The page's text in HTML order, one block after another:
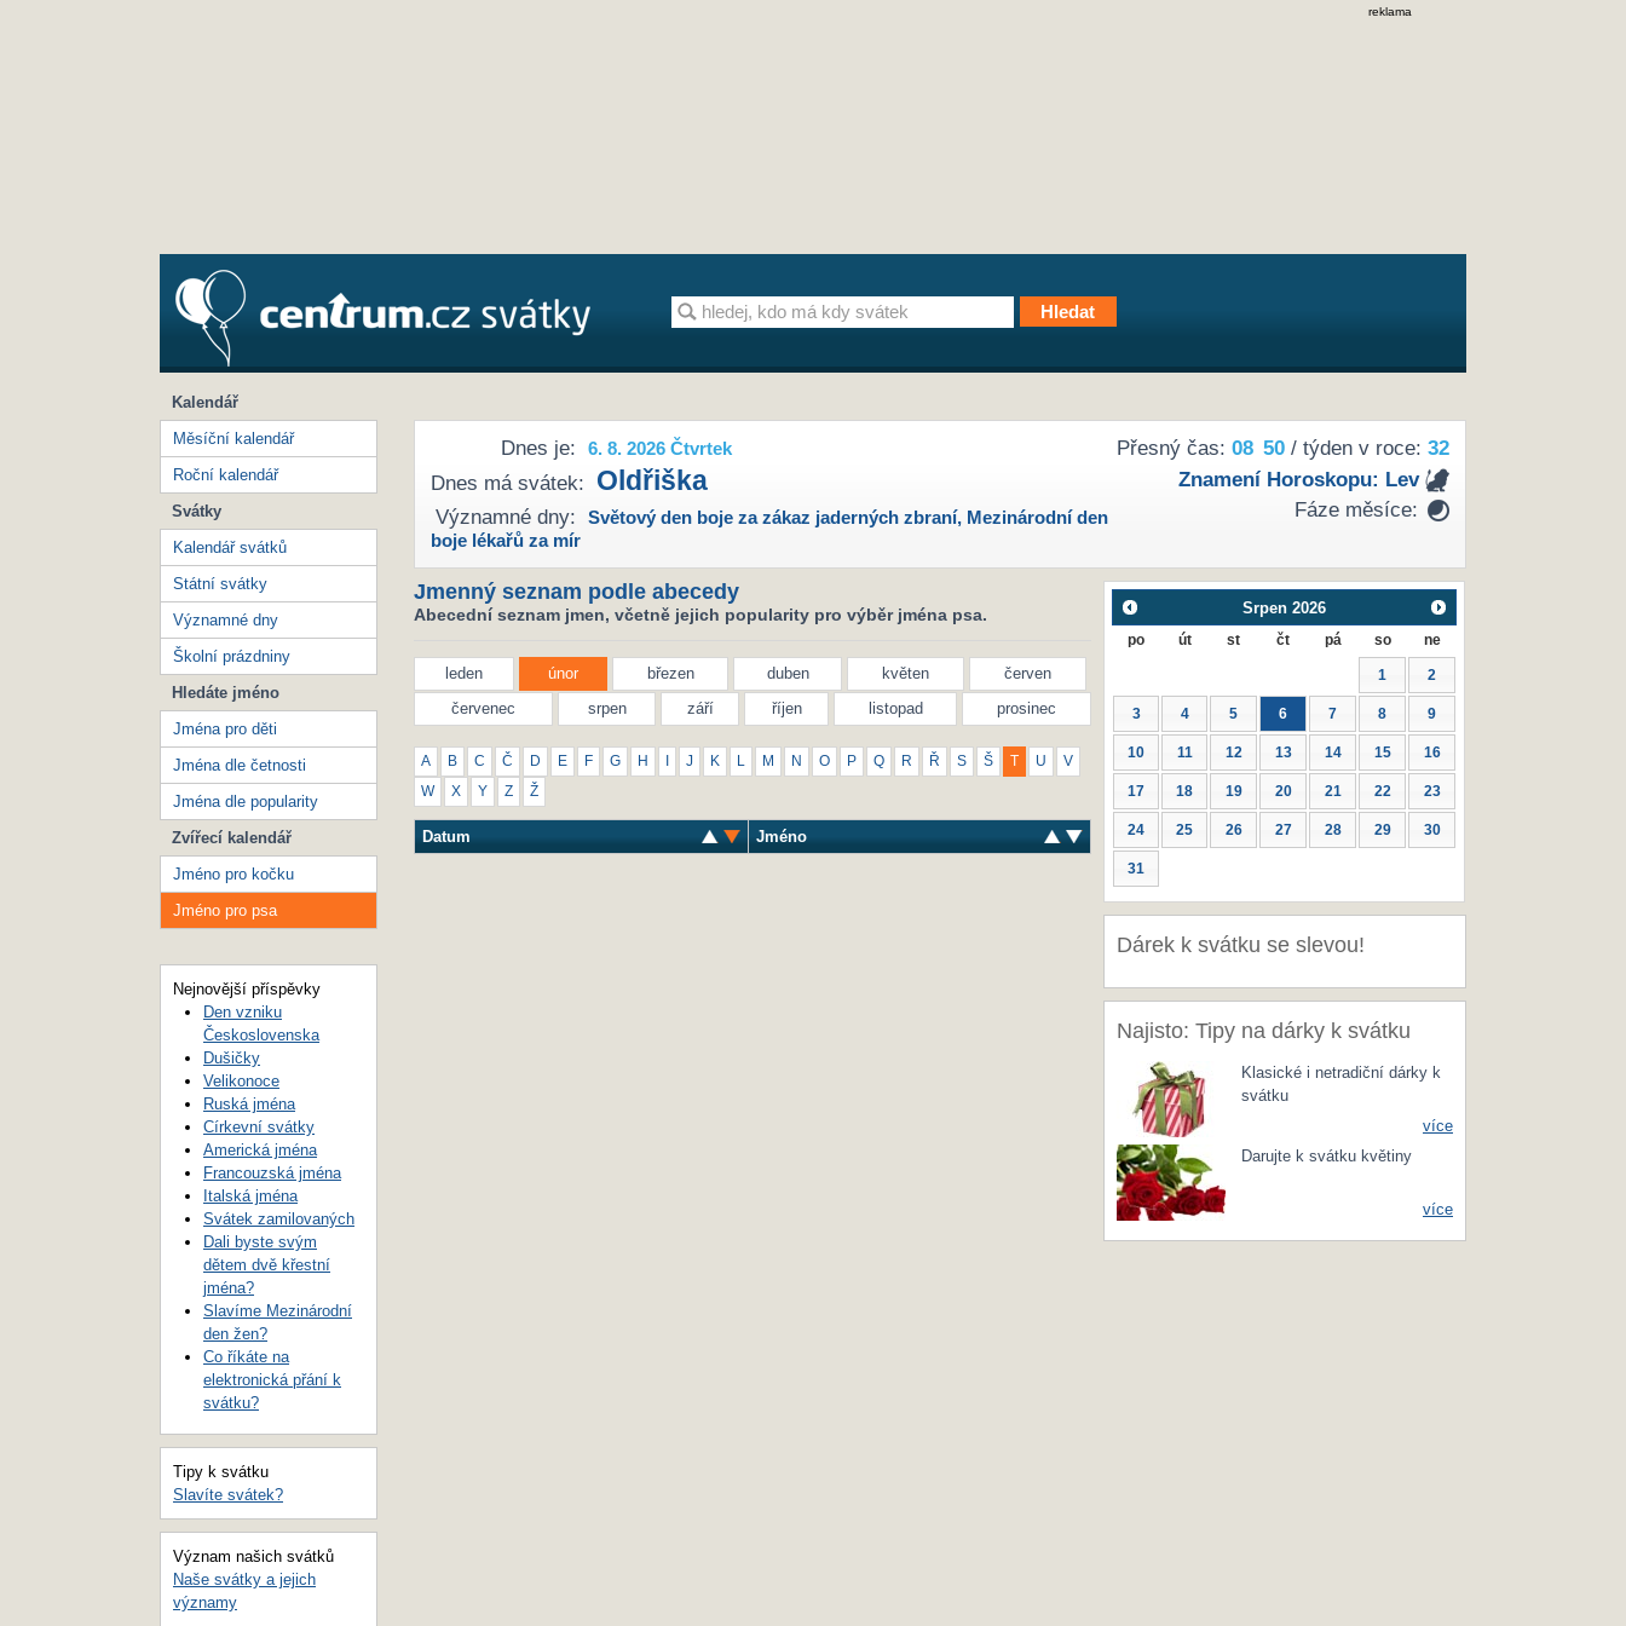
reklama
Přesný čas: 08 50/ týden v roce: 32
Znamení Horoskopu: Lev
Fáze měsíce:
Dnes je: 6. 8. 2026 Čtvrtek
Dnes má svátek: Oldřiška
Významné dny: Světový den boje za zákaz jaderných zbraní, Mezinárodní den
boje lékařů za mír
Jmenný seznam podle abecedy
Abecední seznam jmen, včetně jejich popularity pro výběr jména psa.
leden únor březen duben květen
červen
červenec
srpen září říjen listopad prosinec
A B C Č D E F G H J K M N O P Q R Ř S Š T U V
W X Y Z Ž
Datum Jméno
Srpen 2026
po út st čt pá so ne
1 2
3 4 5 6 7 8 9
10 11 12 13 14 15 16
17 18 19 20 21 22 23
24 25 26 27 28 29 30
31
Dárek k svátku se slevou!
Najisto: Tipy na dárky k svátku
Klasické i netradiční dárky k
svátku
více
Darujte k svátku květiny
více
Kalendář
Měsíční kalendář
Roční kalendář
Svátky
Kalendář svátků
Státní svátky
Významné dny
Školní prázdniny
Hledáte jméno
Jména pro děti
Jména dle četnosti
Jména dle popularity
Zvířecí kalendář
Jméno pro kočku
Jméno pro psa
Nejnovější příspěvky
Den vzniku
Československa
Dušičky
Velikonoce
Ruská jména
Církevní svátky
Americká jména
Francouzská jména
Italská jména
Svátek zamilovaných
Dali byste svým
dětem dvě křestní
jména?
Slavíme Mezinárodní
den žen?
Co říkáte na
elektronická přání k
svátku?
Tipy k svátku
Slavíte svátek?
Význam našich svátků
Naše svátky a jejich
významy